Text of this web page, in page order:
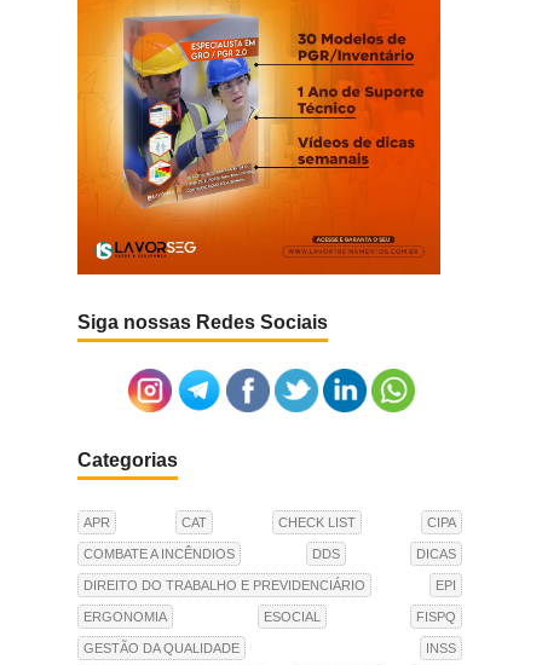
Siga nossas Redes Sociais
Categorias
APR CAT CHECK LIST CIPA
COMBATE A INCÊNDIOS DDS DICAS
DIREITO DO TRABALHO E PREVIDENCIÁRIO EPI
ERGONOMIA ESOCIAL FISPQ
GESTÃO DA QUALIDADE INSS